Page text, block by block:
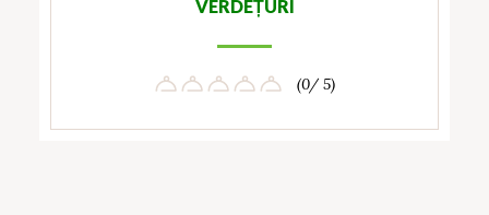
VERDEȚURI
(0/ 5)